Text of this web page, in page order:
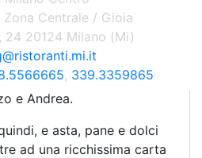
di orata con verdure
in salsa creme Remy
ecc. Insomma un
tradizionale e creativa
e Andrea.
e asta, pane e dolci
ad una ricchissima carta
Zona Centrale / Gioia
24 20124 Milano (Mi)
, 339.3359865